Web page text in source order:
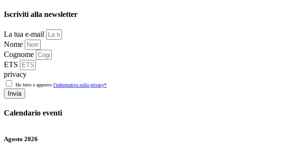
Iscriviti alla newsletter
La tua e-mail
Nome
Cognome
ETS
privacy
Ho letto e approvo l'informativa sulla privacy*
Invia
Calendario eventi
Agosto 2026